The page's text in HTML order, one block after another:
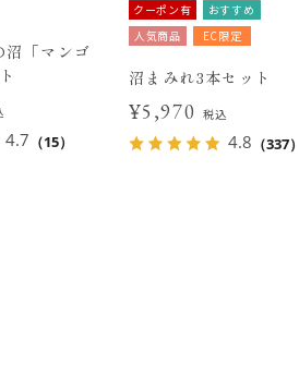
沼「マンゴ
4.7 （15）
クーポン有
おすすめ
人気商品
EC限定
沼まみれ3本セット
¥5,970 税込
4.8 （337）